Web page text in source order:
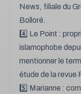
News, filiale du
Bolloré.
4️⃣ Le Point :
islamophobe
mentionner le
étude de la revue
5️⃣ Marianne :